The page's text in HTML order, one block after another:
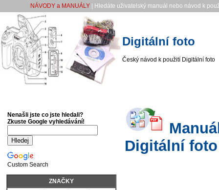
NÁVODY a MANUÁLY| Hledáte uživatelský manuál nebo návod k
Digitální foto
Český návod k použití Digitální foto
Digitální foto
Nenašli jste co jste hledali?
Zkuste Google vyhledávání!
Custom Search
ZNAČKY